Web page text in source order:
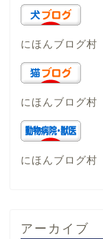
にほんブログ村
にほんブログ村
にほんブログ村
アーカイブ